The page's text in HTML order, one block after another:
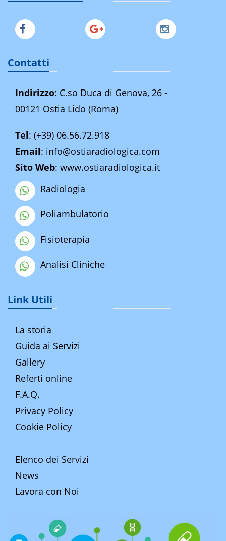
Contatti
Indirizzo: C.so Duca di Genova, 26 -
00121 Ostia Lido (Roma)
Tel: (+39) 06.56.72.918
Email: info@ostiaradiologica.com
Sito Web: www.ostiaradiologica.it
Radiologia
Poliambulatorio
Fisioterapia
Analisi Cliniche
Link Utili
La storia
Guida ai Servizi
Gallery
Referti online
F.A.Q.
Privacy Policy
Cookie Policy
Elenco dei Servizi
News
Lavora con Noi